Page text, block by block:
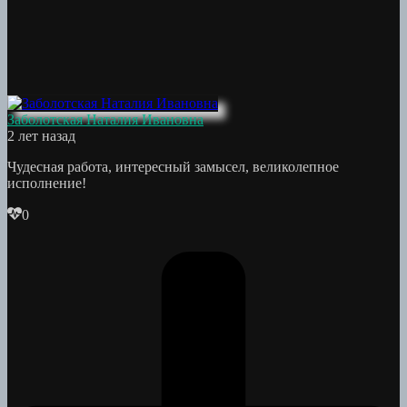
Заболотская Наталия Ивановна
2 лет назад
Чудесная работа, интересный замысел, великолепное
исполнение!
0